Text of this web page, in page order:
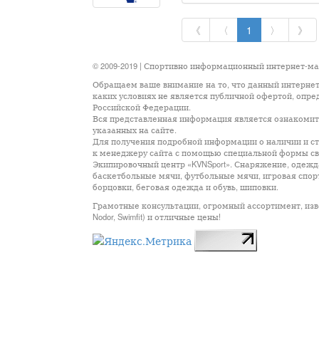
《 〈 1 〉 》
© 2009-2019 | Спортивно информационный интернет-
Обращаем ваше внимание на то, что данный
каких условиях не является публичной офертой,
Российской Федерации.
Вся представленная информация является
указанных на сайте.
Для получения подробной информации о наличии и
к менеджеру сайта с помощью специальной формы
Экипировочный центр «KVNSport». Снаряжение,
баскетбольные мячи, футбольные мячи, игровая
борцовки, беговая одежда и обувь, шиповки.
Грамотные консультации, огромный ассортимент,
Nodor, Swimfit) и отличные цены!